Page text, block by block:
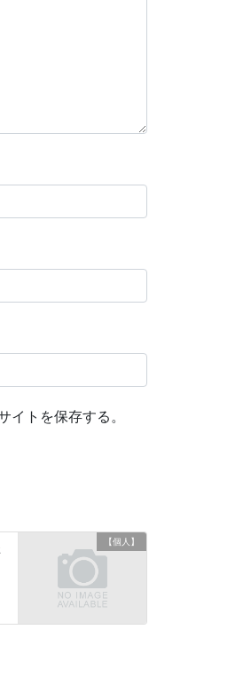
イトを保存する。
【個人】